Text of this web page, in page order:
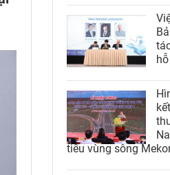
tiểu vùng sông